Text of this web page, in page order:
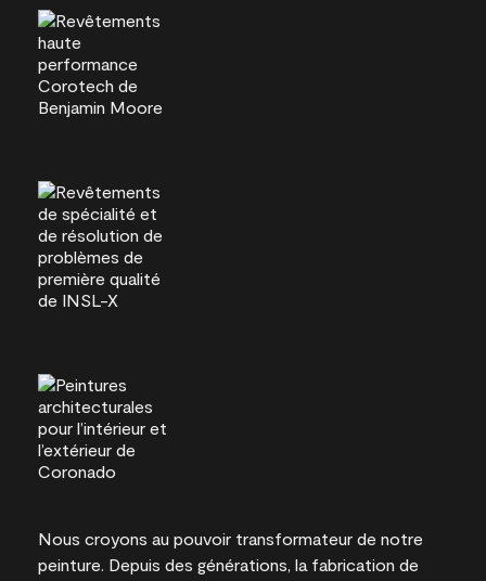
Nous croyons au pouvoir transformateur de notre
peinture. Depuis des générations, la fabrication de